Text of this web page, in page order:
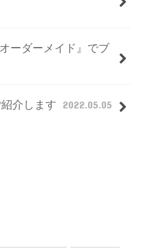
ーダーメイド』でブ
介します 2022.05.05